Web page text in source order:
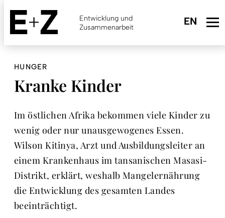
Skip
main
content
Entwicklung und
Zusammenarbeit
HUNGER
Kranke Kinder
Im östlichen Afrika bekommen viele Kinder zu
wenig oder nur unausgewogenes Essen.
Wilson Kitinya, Arzt und Ausbildungsleiter an
einem Krankenhaus im tansanischen Masasi-
Distrikt, erklärt, weshalb Mangelernährung
die Entwicklung des gesamten Landes
beeinträchtigt.